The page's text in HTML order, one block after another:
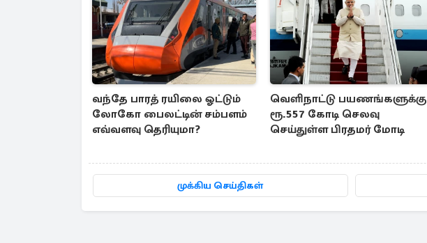
வந்தே பாரத் ரயிலை ஓட்டும்
லோகோ பைலட்டின் சம்பளம்
எவ்வளவு தெரியுமா?
வெளிநாட்டு பயணங்களுக்கு
ரூ.557 கோடி செலவு
செய்துள்ள பிரதமர் மோடி
முக்கிய செய்திகள்